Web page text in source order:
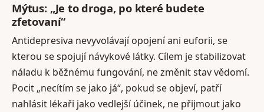
Mýtus: „Je to droga, po které budete
zfetovaní“
Antidepresiva nevyvolávají opojení ani euforii, se
kterou se spojují návykové látky. Cílem je stabilizovat
náladu k běžnému fungování, ne změnit stav vědomí.
Pocit „necítím se jako já“, pokud se objeví, patří
nahlásit lékaři jako vedlejší účinek, ne přijmout jako